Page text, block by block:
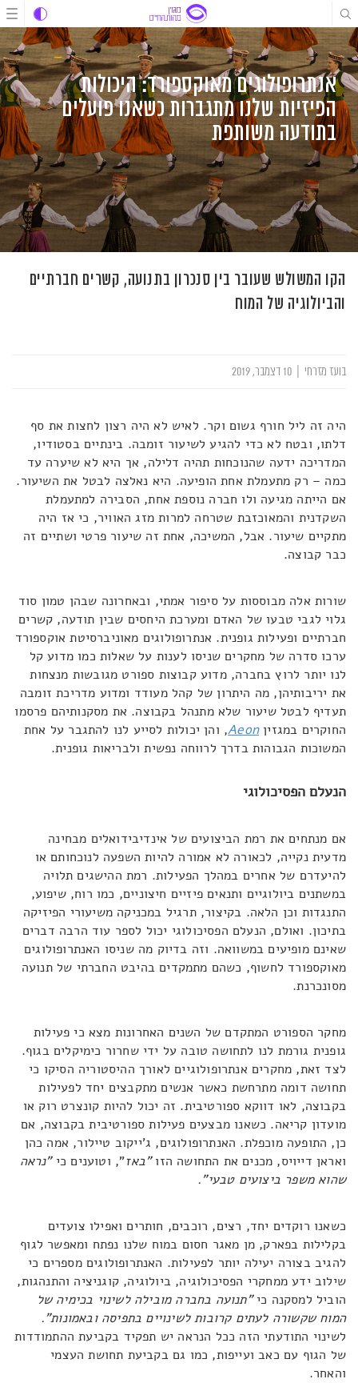
דלג
לתוכן
דלג
לתוכן
דלג
לניווט
אנתרופולוגים מאוקספורד: היכולות
הפיזיות שלנו מתגברות כשאנו פועלים
בתודעה משותפת
הקו המשולש שעובר בין סנכרון בתנועה, קשרים חברתיים
והביולוגיה של המוח
בועז מזרחי
היה זה ליל חורף גשום וקר. לאיש לא היה רצון לחצות את סף
דלתו, ובטח לא כדי להגיע לשיעור זומבה. בינתיים בסטודיו,
המדריכה ידעה שהנוכחות תהיה דלילה, אך היא לא שיערה עד
כמה – רק מתעמלת אחת הופיעה. היא נאלצה לבטל את השיעור.
אם הייתה מגיעה ולו חברה נוספת אחת, הסבירה למתעמלת
השקדנית והמאוכזבת שטרחה למרות מזג האוויר, כי אז היה
מתקיים שיעור. אבל, המשיכה, אחת זה שיעור פרטי ושתיים זה
כבר קבוצה.
שורות אלה מבוססות על סיפור אמתי, ובאחרונה שבהן טמון סוד
גלוי לגבי טבעו של האדם ומערכת היחסים שבין תודעה, קשרים
חברתיים ופעילות גופנית. אנתרופולוגים מאוניברסיטת אוקספורד
ערכו סדרה של מחקרים שניסו לענות על שאלות כמו מדוע קל
לנו יותר לרוץ בחברה, מדוע קבוצות ספורט מגובשות מנצחות
את יריבותיהן, מה היתרון של קהל מעודד ומדוע מדריכת זומבה
תעדיף לבטל שיעור שלא מתנהל בקבוצה. את מסקנותיהם פרסמו
החוקרים במגזיןAeon, והן יכולות לסייע לנו להתגבר על אחת
המשוכות הגבוהות בדרך לרווחה נפשית ולבריאות גופנית.
הנעלם הפסיכולוגי
אם מנתחים את רמת הביצועים של אינדיבידואלים מבחינה
מדעית נקייה, לכאורה לא אמורה להיות השפעה לנוכחותם או
להיעדרם של אחרים במהלך הפעילות. רמת ההישגים תלויה
במשתנים ביולוגיים ותנאים פיזיים חיצוניים, כמו רוח, שיפוע,
התנגדות וכן הלאה. בקיצור, תרגיל במכניקה משיעורי הפיזיקה
בתיכון. ואולם, הנעלם הפסיכולוגי יכול לספר עוד הרבה דברים
שאינם מופיעים במשוואה. וזה בדיוק מה שניסו האנתרופולוגים
מאוקספורד לחשוף, כשהם מתמקדים בהיבט החברתי של תנועה
מסונכרנת.
מחקר הספורט המתקדם של השנים האחרונות מצא כי פעילות
גופנית גורמת לנו לתחושה טובה על ידי שחרור כימיקלים בגוף.
לצד זאת, מחקרים אנתרופולוגיים לאורך ההיסטוריה הסיקו כי
תחושה דומה מתרחשת כאשר אנשים מתקבצים יחד לפעילות
בקבוצה, לאו דווקא ספורטיבית. זה יכול להיות קונצרט רוק או
מועדון קריאה. כשאנו מבצעים פעילות ספורטיבית בקבוצה, אם
כן, התופעה מוכפלת. האנתרופולוגים, ג'ייקוב טיילור, אמה כהן
ואראן דייויס, מכנים את התחושה הזו"באז", וטוענים כי"נראה
שהוא משפר ביצועים טבעי".
כשאנו רוקדים יחד, רצים, רוכבים, חותרים ואפילו צועדים
בקלילות בפארק, מן מאגר חסום במוח שלנו נפתח ומאפשר לגוף
להגיב בצורה יעילה יותר לפעילות. האנתרופולוגים מספרים כי
שילוב ידע ממחקרי הפסיכולוגיה, ביולוגיה, קוגניציה והתנהגות,
הוביל למסקנה כי"תנועה בחברה מובילה לשינוי בכימיה של
המוח שקשורה לעתים קרובות לשינויים בתפיסה ובאמונות".
לשינוי התודעתי הזה ככל הנראה יש תפקיד בקביעת ההתמודדות
של הגוף עם כאב ועייפות, כמו גם בקביעת תחושת העצמי
והאחר.